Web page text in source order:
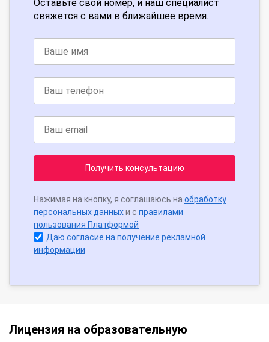
Оставьте свой номер, и наш специалист
свяжется с вами в ближайшее время.
Получить консультацию
Нажимая на кнопку, я соглашаюсь на обработку
персональных данныхи с правилами
пользования Платформой
Даю согласие на получение рекламной
информации
Лицензия на образовательную